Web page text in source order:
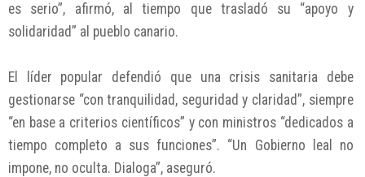
es serio”, afirmó, al tiempo que trasladó su “apoyo y
solidaridad” al pueblo canario.
El líder popular defendió que una crisis sanitaria debe
gestionarse “con tranquilidad, seguridad y claridad”, siempre
“en base a criterios científicos” y con ministros “dedicados a
tiempo completo a sus funciones”. “Un Gobierno leal no
impone, no oculta. Dialoga”, aseguró.